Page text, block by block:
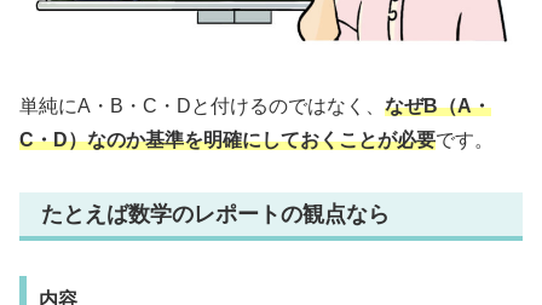
単純にA・B・C・Dと付けるのではなく、 なぜB（A・
C・D）なのか基準を明確にしておくことが必要です。
たとえば数学のレポートの観点なら
内容